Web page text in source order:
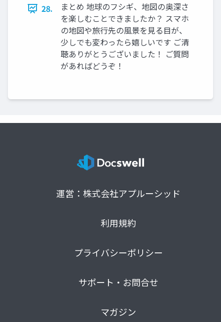
28.
まとめ 地球のフシギ、地図の奥深さ
を楽しむことできましたか？ スマホ
の地図や旅行先の風景を見る目が、
少しでも変わったら嬉しいです ご清
聴ありがとうございました！ ご質問
があればどうぞ！
運営：株式会社アプルーシッド
利用規約
プライバシーポリシー
サポート・お問合せ
マガジン